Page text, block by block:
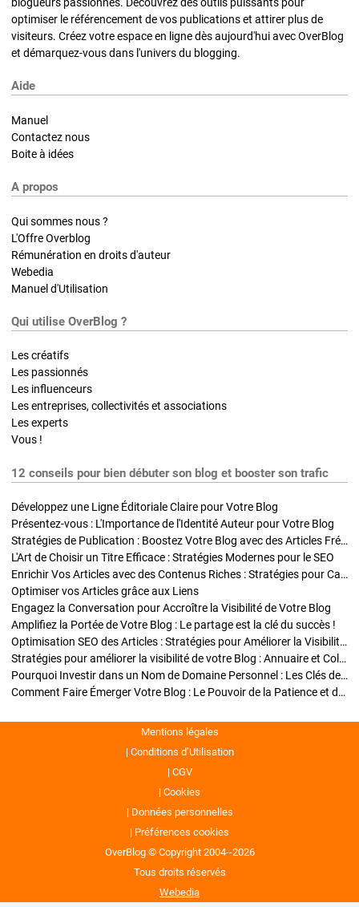
optimiser le référencement de vos publications et attirer plus de
visiteurs. Créez votre espace en ligne dès aujourd'hui avec OverBlog
et démarquez-vous dans l'univers du blogging.
Aide
Manuel
Contactez nous
Boite à idées
A propos
Qui sommes nous ?
L'Offre Overblog
Rémunération en droits d'auteur
Webedia
Manuel d'Utilisation
Qui utilise OverBlog ?
Les créatifs
Les passionnés
Les influenceurs
Les entreprises, collectivités et associations
Les experts
Vous !
12 conseils pour bien débuter son blog et booster son trafic
Développez une Ligne Éditoriale Claire pour Votre Blog
Présentez-vous : L'Importance de l'Identité Auteur pour Votre Blog
Stratégies de Publication : Boostez Votre Blog avec des Articles Fréquents et Exclusifs
L'Art de Choisir un Titre Efficace : Stratégies Modernes pour le SEO
Enrichir Vos Articles avec des Contenus Riches : Stratégies pour Captiver et Optimiser
Optimiser vos Articles grâce aux Liens
Engagez la Conversation pour Accroître la Visibilité de Votre Blog
Amplifiez la Portée de Votre Blog : Le partage est la clé du succès !
Optimisation SEO des Articles : Stratégies pour Améliorer la Visibilité de Votre Blog
Stratégies pour améliorer la visibilité de votre Blog : Annuaire et Collaborations
Pourquoi Investir dans un Nom de Domaine Personnel : Les Clés de la Réussite de Votre Blog
Comment Faire Émerger Votre Blog : Le Pouvoir de la Patience et de la Persévérance
Mentions légales
Conditions d’Utilisation
CGV
Cookies
Données personnelles
Préférences cookies
OverBlog © Copyright 2004--2026
Tous droits réservés
Webedia